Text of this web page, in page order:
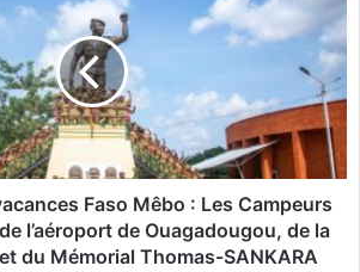
Faso Mêbo : Les Campeurs
l’aéroport de Ouagadougou, de la
du Mémorial Thomas-SANKARA